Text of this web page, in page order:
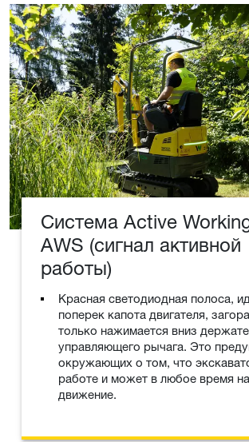
Система Active
AWS (сигнал активной
работы)
Красная светодиодная полоса,
поперек капота двигателя,
только нажимается вниз
управляющего рычага. Это
окружающих о том, что
работе и может в любое время
движение.